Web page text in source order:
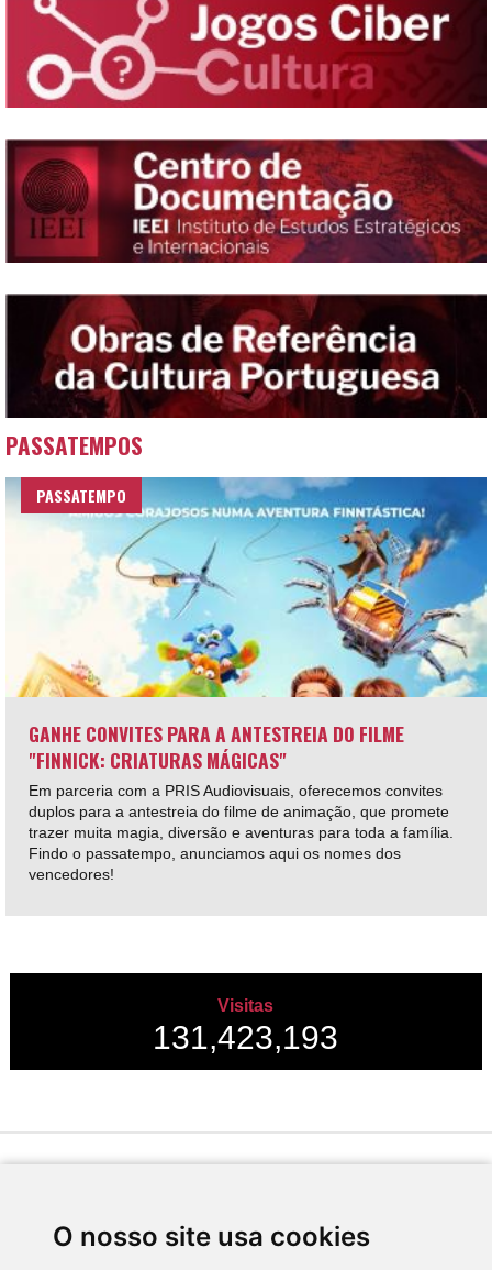
O nosso site usa cookies
PASSATEMPOS
PASSATEMPO
GANHE CONVITES PARA A ANTESTREIA DO FILME
"FINNICK: CRIATURAS MÁGICAS"
Em parceria com a PRIS Audiovisuais, oferecemos convites
duplos para a antestreia do filme de animação, que promete
trazer muita magia, diversão e aventuras para toda a família.
Findo o passatempo, anunciamos aqui os nomes dos
vencedores!
Visitas
131,423,193